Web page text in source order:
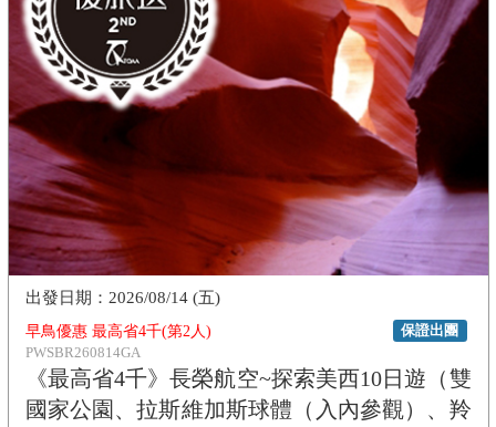
早鳥優惠 最高省4千(第2人)
PWSBR260814GA
《最高省4千》長榮航空~探索美西10日遊（雙
國家公園、拉斯維加斯球體（入內參觀）、羚
保證出團
2026/08/14 (五)